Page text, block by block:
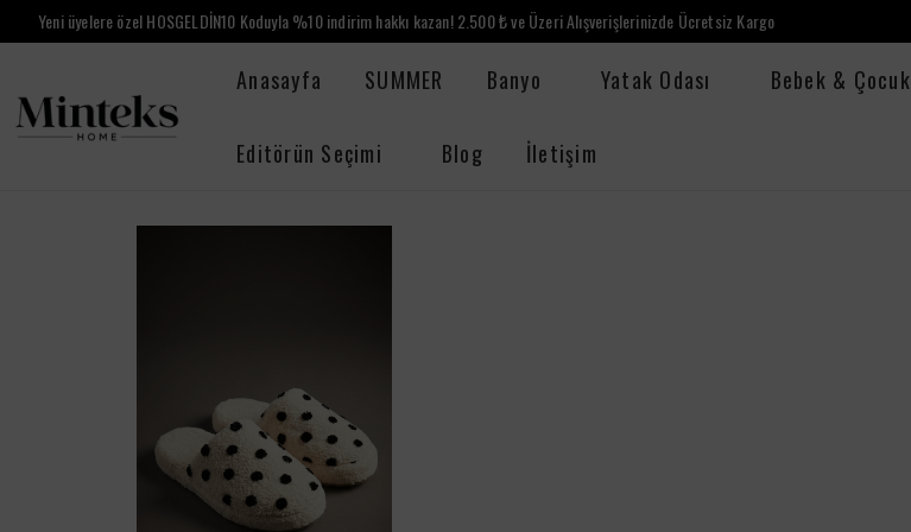
Yeni üyelere özel HOSGELDİN10 Koduyla %10 indirim hakkı kazan! 2.500 ₺ ve Üzeri Alışverişlerinizde Ücretsiz Kargo
Anasayfa SUMMER Banyo Yatak Odası Bebek & Çocuk
Editörün Seçimi Blog İletişim